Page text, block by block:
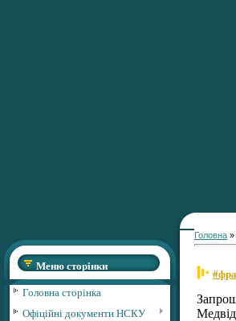
Меню сторінки
Головна сторінка
Офіційні документи НСКУ
Головна »